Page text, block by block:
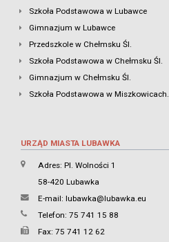
Szkoła Podstawowa w Lubawce
Gimnazjum w Lubawce
Przedszkole w Chełmsku Śl.
Szkoła Podstawowa w Chełmsku Śl.
Gimnazjum w Chełmsku Śl.
Szkoła Podstawowa w Miszkowicach.
URZĄD MIASTA LUBAWKA
Adres: Pl. Wolności 1
58-420 Lubawka
E-mail: lubawka@lubawka.eu
Telefon: 75 741 15 88
Fax: 75 741 12 62